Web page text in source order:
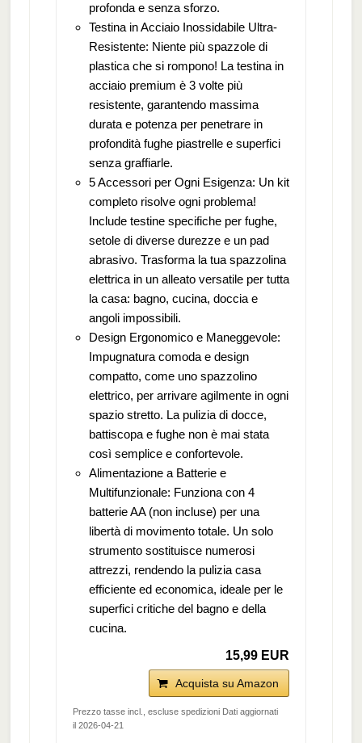
profonda e senza sforzo.
Testina in Acciaio Inossidabile Ultra-
Resistente: Niente più spazzole di
plastica che si rompono! La testina in
acciaio premium è 3 volte più
resistente, garantendo massima
durata e potenza per penetrare in
profondità fughe piastrelle e superfici
senza graffiarle.
5 Accessori per Ogni Esigenza: Un kit
completo risolve ogni problema!
Include testine specifiche per fughe,
setole di diverse durezze e un pad
abrasivo. Trasforma la tua spazzolina
elettrica in un alleato versatile per tutta
la casa: bagno, cucina, doccia e
angoli impossibili.
Design Ergonomico e Maneggevole:
Impugnatura comoda e design
compatto, come uno spazzolino
elettrico, per arrivare agilmente in ogni
spazio stretto. La pulizia di docce,
battiscopa e fughe non è mai stata
così semplice e confortevole.
Alimentazione a Batterie e
Multifunzionale: Funziona con 4
batterie AA (non incluse) per una
libertà di movimento totale. Un solo
strumento sostituisce numerosi
attrezzi, rendendo la pulizia casa
efficiente ed economica, ideale per le
superfici critiche del bagno e della
cucina.
15,99 EUR
Acquista su Amazon
Prezzo tasse incl., escluse spedizioni Dati aggiornati
il 2026-04-21